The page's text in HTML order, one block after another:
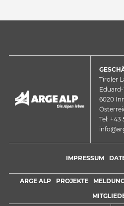
Tiroler
6020
Tel: +43
IMPRESSUM
ARGE ALP PROJEKTE